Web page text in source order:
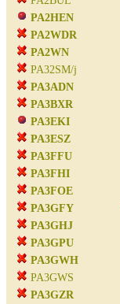
PA2HEN
PA2WDR
PA2WN
PA32SM/j
PA3ADN
PA3BXR
PA3EKI
PA3ESZ
PA3FFU
PA3FHI
PA3FOE
PA3GFY
PA3GHJ
PA3GPU
PA3GWH
PA3GWS
PA3GZR